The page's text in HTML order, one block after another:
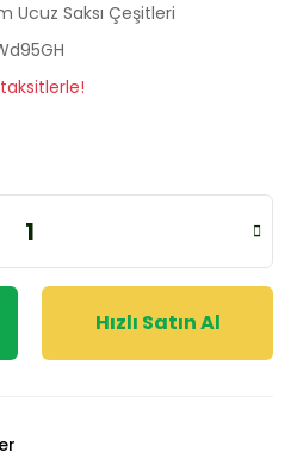
Ucuz Saksı Çeşitleri
Hızlı Satın Al